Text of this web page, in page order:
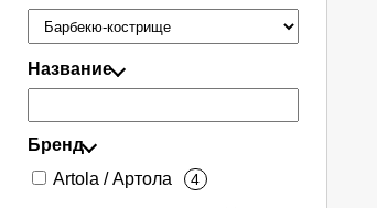
Название
Бренд
Artola / Артола
4